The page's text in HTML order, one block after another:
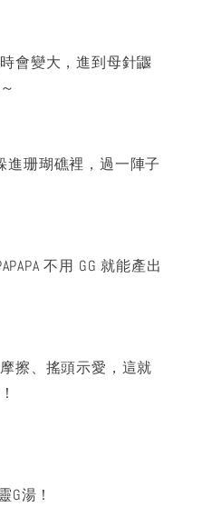
會變大，進到母針鼴
進珊瑚礁裡，過一陣子
不用 GG 就能產出
擦、搖頭示愛，這就
湯！